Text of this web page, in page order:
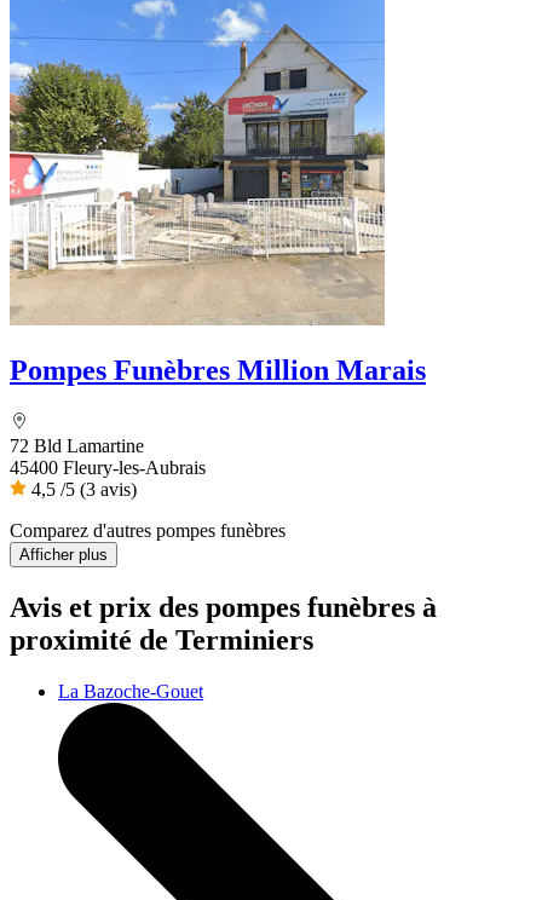
Pompes Funèbres Million Marais
72 Bld Lamartine
45400 Fleury-les-Aubrais
4,5 /5 (3 avis)
Comparez d'autres pompes funèbres
Afficher plus
Avis et prix des pompes funèbres à
proximité de Terminiers
La Bazoche-Gouet